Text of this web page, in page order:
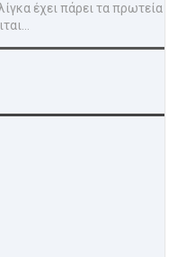
έχει πάρει τα πρωτεία